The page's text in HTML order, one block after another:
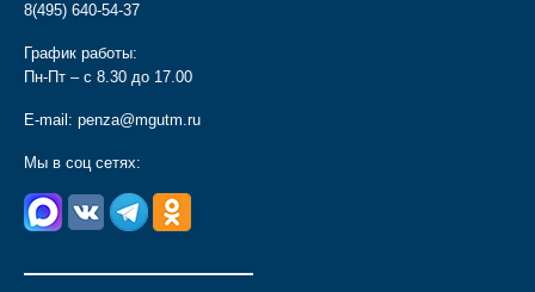
8(495) 640-54-37
График работы:
Пн-Пт – с 8.30 до 17.00
E-mail: penza@mgutm.ru
Мы в соц сетях: